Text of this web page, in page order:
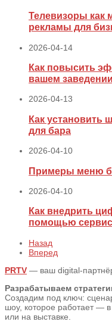
Телевизоры как
рекламы для
2026-04-14
Как повысить
вашем заведении
2026-04-13
Как установить
для бара
2026-04-10
Примеры меню
2026-04-10
Как внедрить
помощью
Назад
Вперед
PRTV — ваш digital-
Разрабатываем
Создадим под ключ:
шоу, которое работает —
или на выставке.